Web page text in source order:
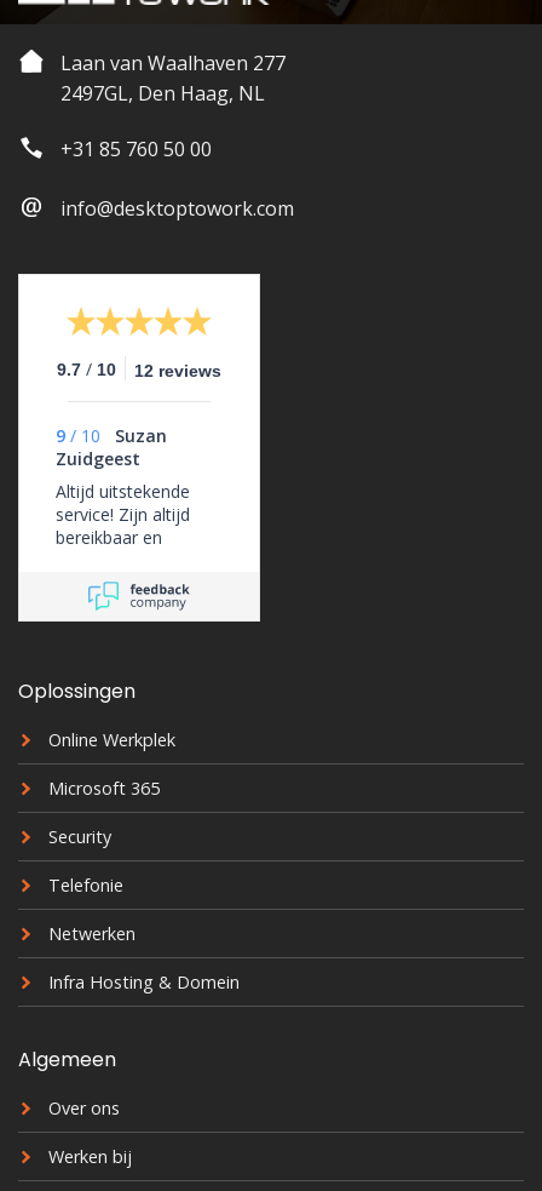
Laan van Waalhaven 277
2497GL, Den Haag, NL
+31 85 760 50 00
info@desktoptowork.com
9.7 / 10 12 reviews
9 / 10
Suzan
Zuidgeest
Altijd uitstekende
service! Zijn altijd
bereikbaar en
erg goed.
Oplossingen
Online Werkplek
Microsoft 365
Security
Telefonie
Netwerken
Infra Hosting & Domein
Algemeen
Over ons
Werken bij